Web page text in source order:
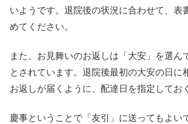
いようです。退院後の状況に合わせて、表
めてください。
また、お見舞いのお返しは「大安」を選ん
とされています。退院後最初の大安の日に
お返しが届くように、配達日を指定してお
慶事ということで「友引」に送ってもよい